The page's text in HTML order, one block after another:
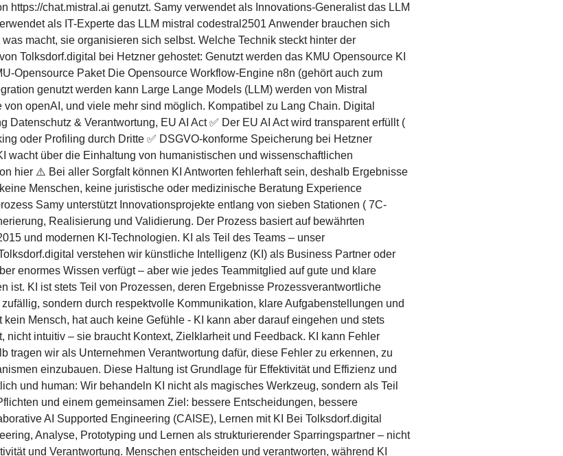
https://chat.mistral.ai genutzt. Samy verwendet als Innovations-Generalist das LLM
als IT-Experte das LLM mistral codestral2501 Anwender brauchen sich
macht, sie organisieren sich selbst. Welche Technik steckt hinter der
Tolksdorf.digital bei Hetzner gehostet: Genutzt werden das KMU Opensource KI
Opensource Paket Die Opensource Workflow-Engine n8n (gehört auch zum
genutzt werden kann Large Lange Models (LLM) werden von Mistral
openAI, und viele mehr sind möglich. Kompatibel zu Lang Chain. Digital
Datenschutz & Verantwortung, EU AI Act ✅ Der EU AI Act wird transparent erfüllt (
oder Profiling durch Dritte ✅ DSGVO-konforme Speicherung bei Hetzner
wacht über die Einhaltung von humanistischen und wissenschaftlichen
hier ⚠️ Bei aller Sorgfalt können KI Antworten fehlerhaft sein, deshalb Ergebnisse
Menschen, keine juristische oder medizinische Beratung Experience
Samy unterstützt Innovationsprojekte entlang von sieben Stationen ( 7C-
Realisierung und Validierung. Der Prozess basiert auf bewährten
und modernen KI-Technologien. KI als Teil des Teams – unser
verstehen wir künstliche Intelligenz (KI) als Business Partner oder
enormes Wissen verfügt – aber wie jedes Teammitglied auf gute und klare
ist. KI ist stets Teil von Prozessen, deren Ergebnisse Prozessverantwortliche
sondern durch respektvolle Kommunikation, klare Aufgabenstellungen und
Mensch, hat auch keine Gefühle - KI kann aber darauf eingehen und stets
nicht intuitiv – sie braucht Kontext, Zielklarheit und Feedback. KI kann Fehler
tragen wir als Unternehmen Verantwortung dafür, diese Fehler zu erkennen, zu
einzubauen. Diese Haltung ist Grundlage für Effektivität und Effizienz und
und human: Wir behandeln KI nicht als magisches Werkzeug, sondern als Teil
und einem gemeinsamen Ziel: bessere Entscheidungen, bessere
AI Supported Engineering (CAISE), Lernen mit KI Bei Tolksdorf.digital
Analyse, Prototyping und Lernen als strukturierender Sparringspartner – nicht
und Verantwortung. Menschen entscheiden und verantworten, während KI